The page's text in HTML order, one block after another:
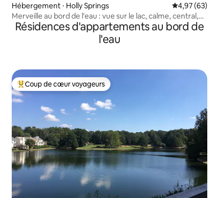
Hébergement ⋅ Holly Springs Évaluation
4,97 (63)
Merveille au bord de l'eau : vue sur le lac, calme, central,
animaux de compagnie
Résidences d'appartements au bord de
l'eau
Coups de cœur voyageurs les plus appréciés
Coup de cœur voyageurs